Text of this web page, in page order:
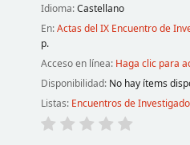
Idioma:Castellano
En:Actas del IX Encuentro de
p.
Acceso en línea: Haga clic para
Disponibilidad: No hay ítems
Listas: Encuentros de